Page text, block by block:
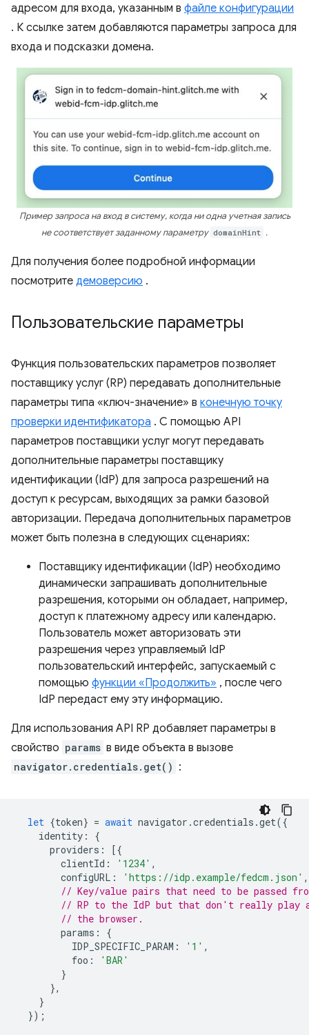
адресом для входа, указанным в файле конфигурации
. К ссылке затем добавляются параметры запроса для
входа и подсказки домена.
Пример запроса на вход в систему, когда ни одна учетная запись
не соответствует заданному параметру domainHint .
Для получения более подробной информации
посмотрите демоверсию .
Пользовательские параметры
Функция пользовательских параметров позволяет
поставщику услуг (RP) передавать дополнительные
параметры типа «ключ-значение» в конечную точку
проверки идентификатора . С помощью API
параметров поставщики услуг могут передавать
дополнительные параметры поставщику
идентификации (IdP) для запроса разрешений на
доступ к ресурсам, выходящих за рамки базовой
авторизации. Передача дополнительных параметров
может быть полезна в следующих сценариях:
Поставщику идентификации (IdP) необходимо
динамически запрашивать дополнительные
разрешения, которыми он обладает, например,
доступ к платежному адресу или календарю.
Пользователь может авторизовать эти
разрешения через управляемый IdP
пользовательский интерфейс, запускаемый с
помощью функции «Продолжить» , после чего
IdP передаст ему эту информацию.
Для использования API RP добавляет параметры в
свойство params в виде объекта в вызове
navigator.credentials.get() :
let {token} = await navigator .credentials .get({
identity :
{
providers :
[{
clientId : '1234' ,
configURL : 'https://idp.example/fedcm.json' ,
// Key/value pairs that need to be passed
// RP to the IdP but that don't really play
// the browser.
params :
{
IDP_SPECIFIC_PARAM : '1' ,
foo :
'BAR'
}
},
}
});